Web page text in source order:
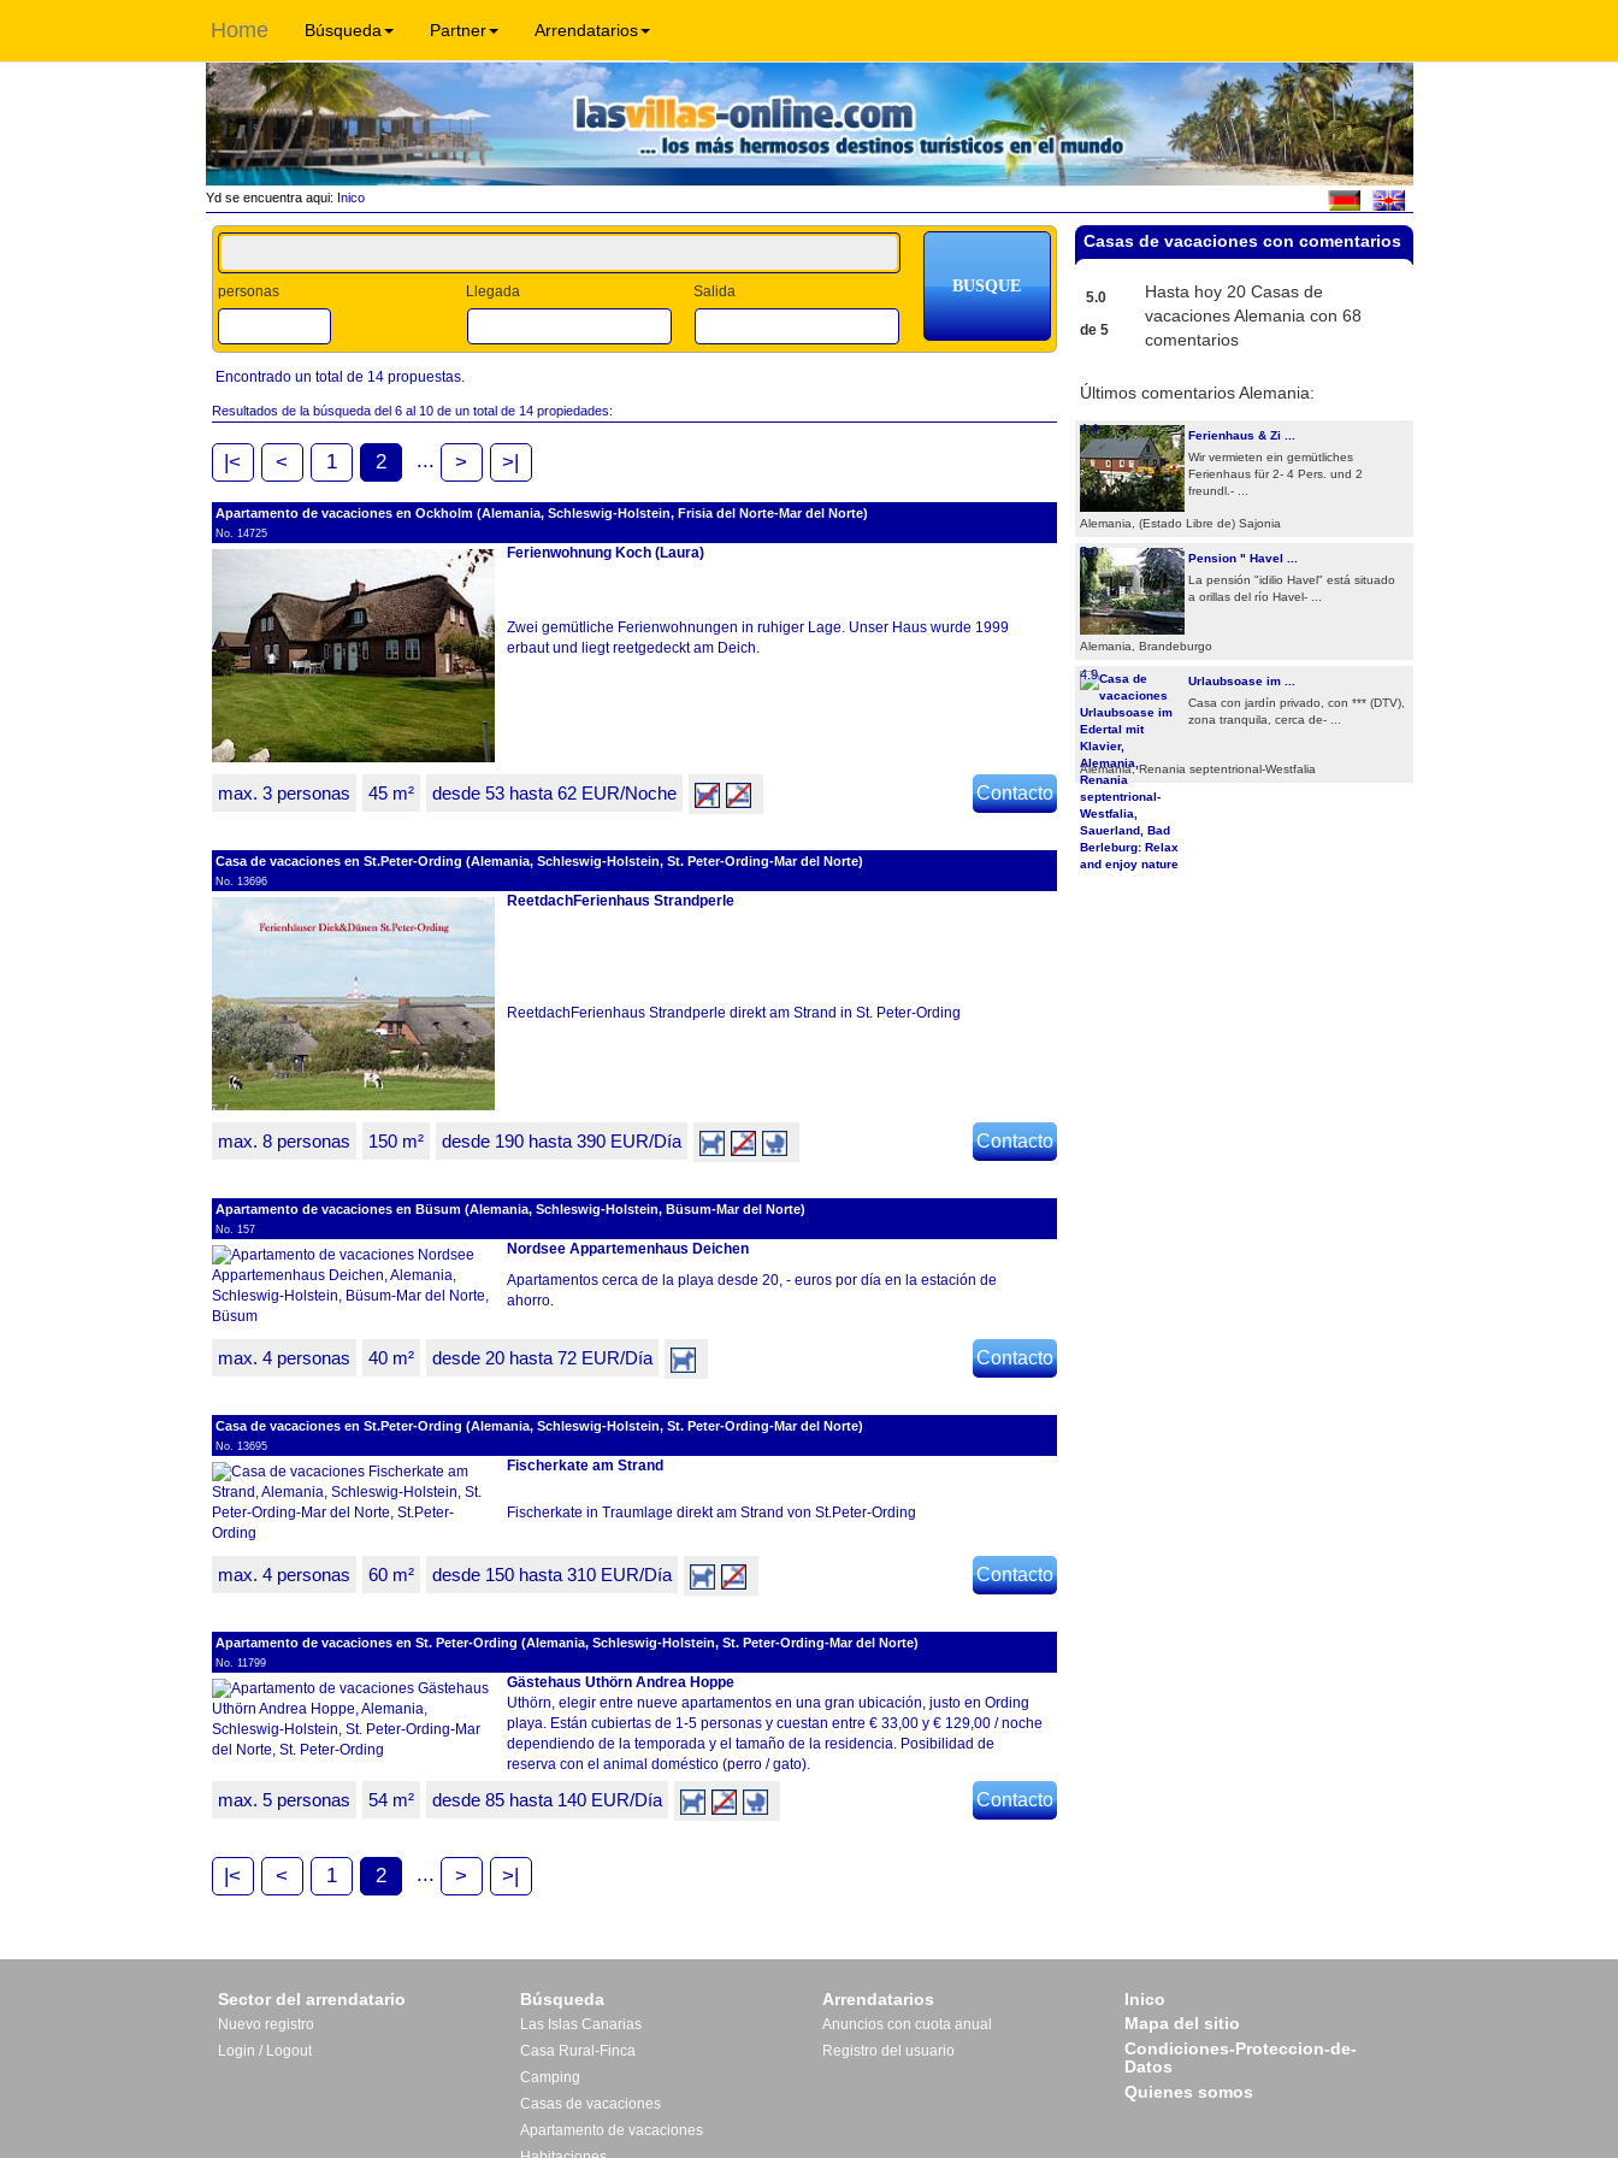
Home Búsqueda Partner Arrendatarios
Yd se encuentra aqui: Inico
personas Llegada Salida
Encontrado un total de 14 propuestas.
Resultados de la búsqueda del 6 al 10 de un total de 14 propiedades:
|< < 1 2 ... > >|
Apartamento de vacaciones en Ockholm (Alemania, Schleswig-Holstein, Frisia del Norte-Mar del Norte)
No. 14725
Ferienwohnung Koch (Laura)
Zwei gemütliche Ferienwohnungen in ruhiger Lage. Unser Haus wurde 1999
erbaut und liegt reetgedeckt am Deich.
max. 3 personas 45 m² desde 53 hasta 62 EUR/Noche Contacto
Casa de vacaciones en St.Peter-Ording (Alemania, Schleswig-Holstein, St. Peter-Ording-Mar del Norte)
No. 13696
ReetdachFerienhaus Strandperle
ReetdachFerienhaus Strandperle direkt am Strand in St. Peter-Ording
max. 8 personas 150 m² desde 190 hasta 390 EUR/Día Contacto
Apartamento de vacaciones en Büsum (Alemania, Schleswig-Holstein, Büsum-Mar del Norte)
No. 157
Nordsee Appartemenhaus Deichen
Apartamentos cerca de la playa desde 20, - euros por día en la estación de
ahorro.
max. 4 personas 40 m² desde 20 hasta 72 EUR/Día Contacto
Casa de vacaciones en St.Peter-Ording (Alemania, Schleswig-Holstein, St. Peter-Ording-Mar del Norte)
No. 13695
Fischerkate am Strand
Fischerkate in Traumlage direkt am Strand von St.Peter-Ording
max. 4 personas 60 m² desde 150 hasta 310 EUR/Día Contacto
Apartamento de vacaciones en St. Peter-Ording (Alemania, Schleswig-Holstein, St. Peter-Ording-Mar del Norte)
No. 11799
Gästehaus Uthörn Andrea Hoppe
Uthörn, elegir entre nueve apartamentos en una gran ubicación, justo en Ording
playa. Están cubiertas de 1-5 personas y cuestan entre € 33,00 y € 129,00 / noche
dependiendo de la temporada y el tamaño de la residencia. Posibilidad de
reserva con el animal doméstico (perro / gato).
max. 5 personas 54 m² desde 85 hasta 140 EUR/Día Contacto
|< < 1 2 ... > >|
Casas de vacaciones con comentarios
5.0
de 5
Hasta hoy 20 Casas de
vacaciones Alemania con 68
comentarios
Últimos comentarios Alemania:
Ferienhaus & Zi ...
Wir vermieten ein gemütliches
Ferienhaus für 2- 4 Pers. und 2
freundl.- ...
Alemania, (Estado Libre de) Sajonia
4.4
Pension " Havel ...
La pensión "idilio Havel" está situado
a orillas del río Havel- ...
Alemania, Brandeburgo
5.0
Urlaubsoase im ...
Casa con jardín privado, con *** (DTV),
zona tranquila, cerca de- ...
Alemania, Renania septentrional-Westfalia
4.9
Sector del arrendatario
Nuevo registro
Login / Logout
Búsqueda
Las Islas Canarias
Casa Rural-Finca
Camping
Casas de vacaciones
Apartamento de vacaciones
Arrendatarios
Anuncios con cuota anual
Registro del usuario
Inico
Mapa del sitio
Condiciones-Proteccion-de-
Datos
Quienes somos